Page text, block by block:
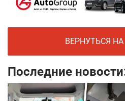
ВЕРНУТЬСЯ
Последние